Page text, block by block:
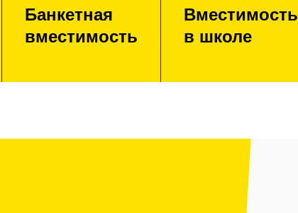
Банкетная
вместимость
Вместимость
в школе